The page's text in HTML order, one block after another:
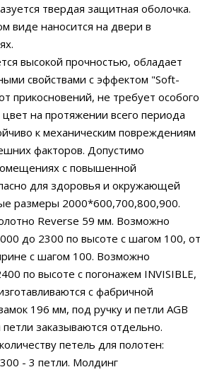
твердая защитная оболочка.
виде наносится на двери в
высокой прочностью, обладает
свойствами с эффектом "Soft-
прикосновений, не требует особого
на протяжении всего периода
к механическим повреждениям
факторов. Допустимо
с повышенной
для здоровья и окружающей
размеры 2000*600,700,800,900.
Reverse 59 мм. Возможно
до 2300 по высоте с шагом 100, от
с шагом 100. Возможно
по высоте с погонажем INVISIBLE,
с фабричной
196 мм, под ручку и петли AGB
петли заказываются отдельно.
петель для полотен:
- 3 петли. Молдинг